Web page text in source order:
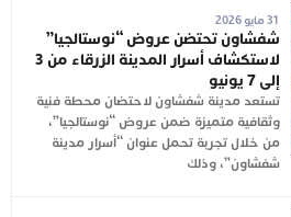
31 مايو 2026
شفشاون تحتضن عروض “نوستالجيا”
لاستكشاف أسرار المدينة الزرقاء من 3
إلى 7 يونيو
تستعد مدينة شفشاون لاحتضان محطة فنية
وثقافية متميزة ضمن عروض “نوستالجيا”،
من خلال تجربة تحمل عنوان “أسرار مدينة
شفشاون”، وذلك